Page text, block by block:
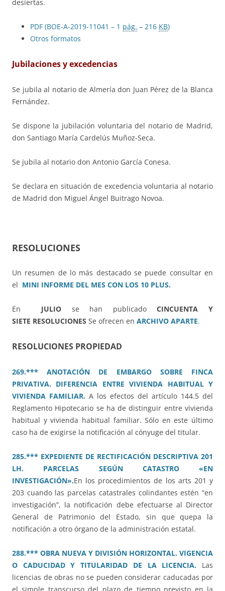
desiertas.
PDF (BOE-A-2019-11041 – 1 pág. – 216 KB)
Otros formatos
Jubilaciones y excedencias
Se jubila al notario de Almería don Juan Pérez de la Blanca
Fernández.
Se dispone la jubilación voluntaria del notario de Madrid,
don Santiago María Cardelús Muñoz-Seca.
Se jubila al notario don Antonio García Conesa.
Se declara en situación de excedencia voluntaria al notario
de Madrid don Miguel Ángel Buitrago Novoa.
RESOLUCIONES
Un resumen de lo más destacado se puede consultar en
el MINI INFORME DEL MES CON LOS 10 PLUS.
En JULIO se han publicadoCINCUENTA Y
SIETE RESOLUCIONES Se ofrecen en ARCHIVO APARTE.
RESOLUCIONES PROPIEDAD
269.*** ANOTACIÓN DE EMBARGO SOBRE FINCA
PRIVATIVA. DIFERENCIA ENTRE VIVIENDA HABITUAL Y
VIVIENDA FAMILIAR. A los efectos del artículo 144.5 del
Reglamento Hipotecario se ha de distinguir entre vivienda
habitual y vivienda habitual familiar. Sólo en este último
caso ha de exigirse la notificación al cónyuge del titular.
285.*** EXPEDIENTE DE RECTIFICACIÓN DESCRIPTIVA 201
LH. PARCELAS SEGÚN CATASTRO «EN
INVESTIGACIÓN».En los procedimientos de los arts 201 y
203 cuando las parcelas catastrales colindantes estén “en
investigación”, la notificación debe efectuarse al Director
General de Patrimonio del Estado, sin que quepa la
notificación a otro órgano de la administración estatal.
288.*** OBRA NUEVA Y DIVISIÓN HORIZONTAL. VIGENCIA
O CADUCIDAD Y TITULARIDAD DE LA LICENCIA. Las
licencias de obras no se pueden considerar caducadas por